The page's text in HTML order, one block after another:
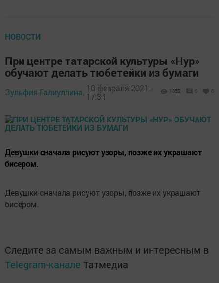
НОВОСТИ
При центре татарской культуры «Нур»
обучают делать тюбетейки из бумаги
Зульфия Галиуллина, 10 февраля 2021 -
17:34
1352 0 0
Девушки сначала рисуют узоры, позже их украшают
бисером.
Девушки сначала рисуют узоры, позже их украшают
бисером.
Следите за самым важным и интересным в
Telegram-канале Татмедиа